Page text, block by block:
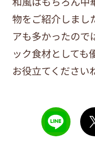
物をご紹介しまし
アも多かったので
ック食材としても
お役立てください